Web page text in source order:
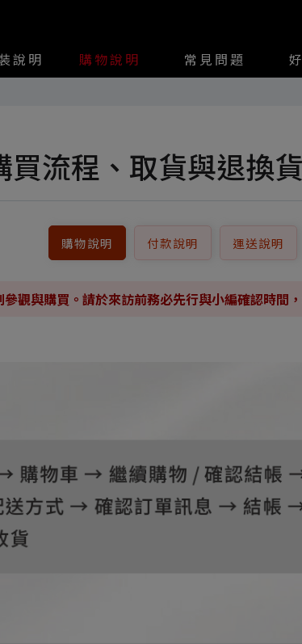
說明 購物說明 常見問題
買流程、取貨與退換
購物說明 付款說明 運送說明
觀與購買。請於來訪前務必先行與小編確認時間